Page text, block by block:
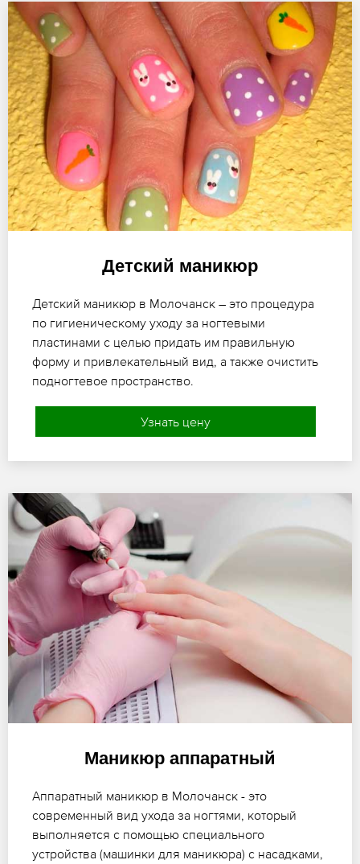
Детский маникюр
Детский маникюр в Молочанск – это процедура
по гигиеническому уходу за ногтевыми
пластинами с целью придать им правильную
форму и привлекательный вид, а также очистить
подногтевое пространство.
Узнать цену
Маникюр аппаратный
Аппаратный маникюр в Молочанск - это
современный вид ухода за ногтями, который
выполняется с помощью специального
устройства (машинки для маникюра) с насадками,